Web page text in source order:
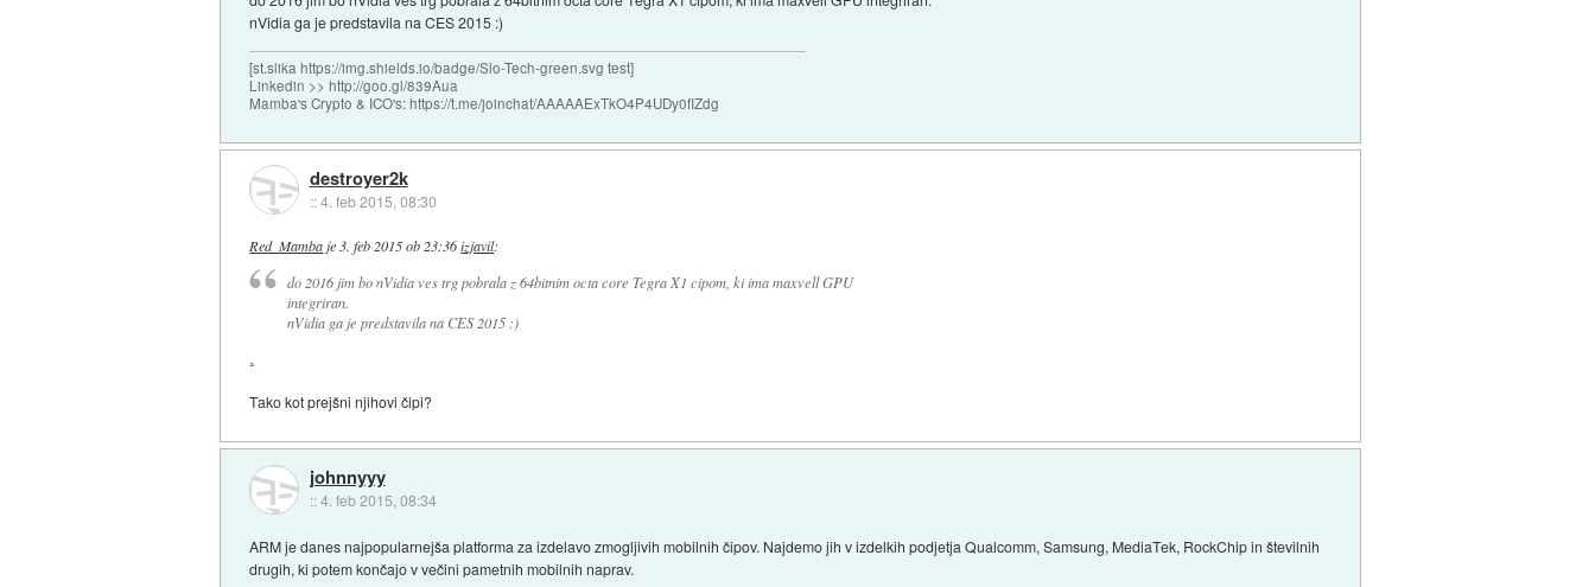
nVidia ga je predstavila na CES 2015 :)
[st.slika https://img.shields.io/badge/Slo-Tech-green.svg test]
Linkedin >> http://goo.gl/839Aua
Mamba's Crypto & ICO's: https://t.me/joinchat/AAAAAExTkO4P4UDy0fIZdg
destroyer2k
::4. feb 2015, 08:30
Red_Mambaje3. feb 2015 ob 23:36 izjavil:
do 2016 jim bo nVidia ves trg pobrala z 64bitnim octa core Tegra X1 cipom, ki ima maxvell GPU
integriran.
nVidia ga je predstavila na CES 2015 :)
Tako kot prejšni njihovi čipi?
johnnyyy
::4. feb 2015, 08:34
ARM je danes najpopularnejša platforma za izdelavo zmogljivih mobilnih čipov. Najdemo jih v izdelkih podjetja Qualcomm, Samsung, MediaTek, RockChip in številnih
drugih, ki potem končajo v večini pametnih mobilnih naprav.